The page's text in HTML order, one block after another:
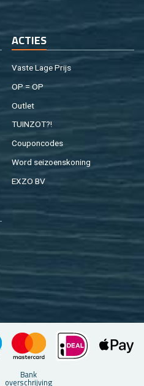
AC­TIES
Vaste Lage Prijs
OP = OP
Out­let
TUIN­ZOT?!
Cou­pon­co­des
Word sei­zoens­ko­ning
EXZO BV
Bank
over­schrij­ving